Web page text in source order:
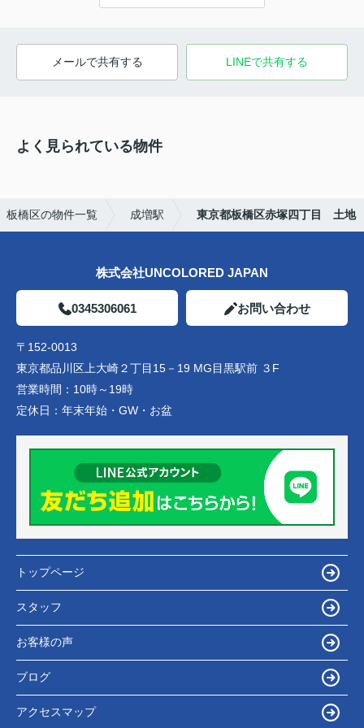
メールで共有する LINEで共有する
よく見られている物件
板橋区の物件一覧 成増駅 東京都板橋区赤塚四丁目 土地
株式会社UNCOLORED JAPAN
0345306061 お問い合わせ
〒152-0013
東京都品川区上大崎２丁目15－19 MG目黒駅前 ３F
営業時間： 10時～19時
定休日： 年末年始・GW・お盆
トップページ
スタッフ
お客様の声
ブログ
アクセスマップ